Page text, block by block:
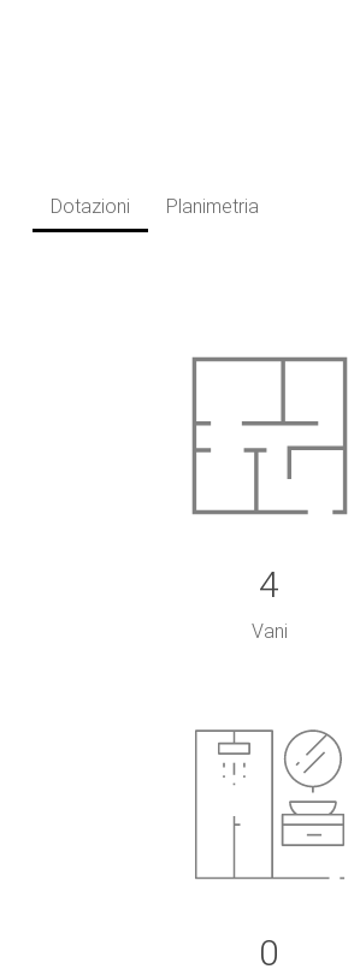
Dotazioni Planimetria
4
Vani
0